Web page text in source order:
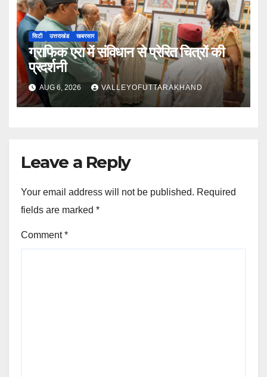
सिटी उत्तराखंड खबरसार
ग्राफिक एरा में संविधान से प्रेरित चित्रों की
प्रदर्शनी
AUG 6, 2026 VALLEYOFUTTARAKHAND
Leave a Reply
Your email address will not be published. Required
fields are marked *
Comment*